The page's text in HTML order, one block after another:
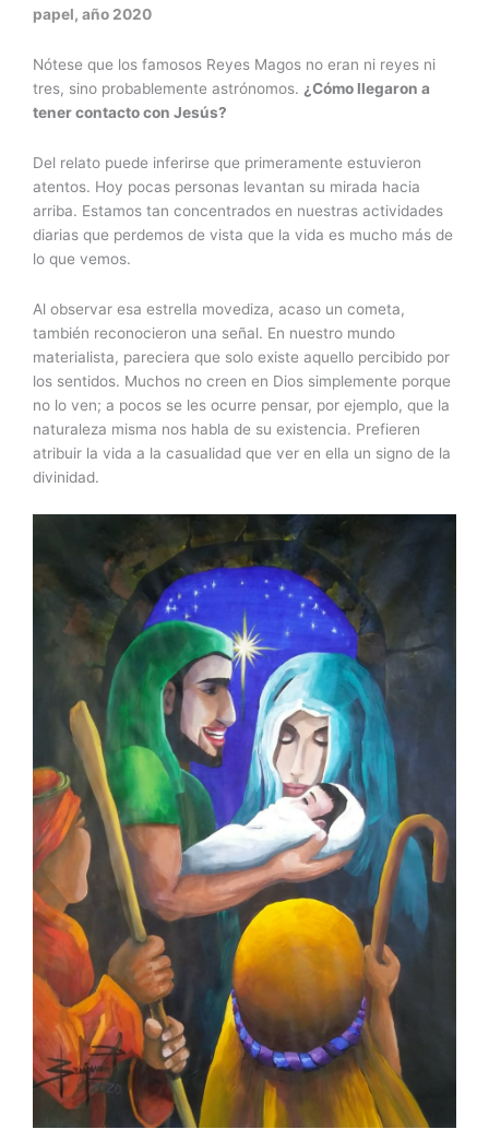
papel, año 2020
Nótese que los famosos Reyes Magos no eran ni reyes ni
tres, sino probablemente astrónomos. ¿Cómo llegaron a
tener contacto con Jesús?
Del relato puede inferirse que primeramente estuvieron
atentos. Hoy pocas personas levantan su mirada hacia
arriba. Estamos tan concentrados en nuestras actividades
diarias que perdemos de vista que la vida es mucho más de
lo que vemos.
Al observar esa estrella movediza, acaso un cometa,
también reconocieron una señal. En nuestro mundo
materialista, pareciera que solo existe aquello percibido por
los sentidos. Muchos no creen en Dios simplemente porque
no lo ven; a pocos se les ocurre pensar, por ejemplo, que la
naturaleza misma nos habla de su existencia. Prefieren
atribuir la vida a la casualidad que ver en ella un signo de la
divinidad.